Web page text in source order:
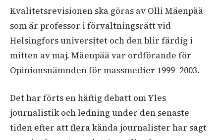
Kvalitetsrevisionen ska göras av Olli Mäenpää
som är professor i förvaltningsrätt vid
Helsingfors universitet och den blir färdig i
mitten av maj. Mäenpää var ordförande för
Opinionsnämnden för massmedier 1999–2003.
Det har förts en häftig debatt om Yles
journalistik och ledning under den senaste
tiden efter att flera kända journalister har sagt